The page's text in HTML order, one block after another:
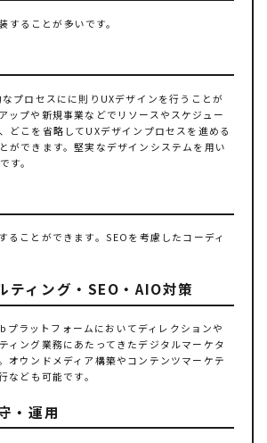
ることが多いです。
プロセスにに則りUXデザインを行うことが
ップや新規事業などでリソースやスケジュー
どこを省略してUXデザインプロセスを進める
ができます。堅実なデザインシステムを用い
す。
ることができます。SEOを考慮したコーディ
ティング・SEO・AIO対策
プラットフォームにおいてディレクションや
ィング業務にあたってきたデジタルマーケタ
オウンドメディア構築やコンテンツマーケテ
なども可能です。
・運用